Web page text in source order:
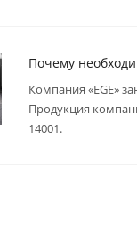
Почему
Компания «EGE»
Продукция
14001.